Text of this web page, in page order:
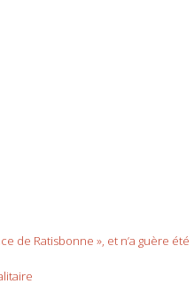
de Ratisbonne », et n’a guère été